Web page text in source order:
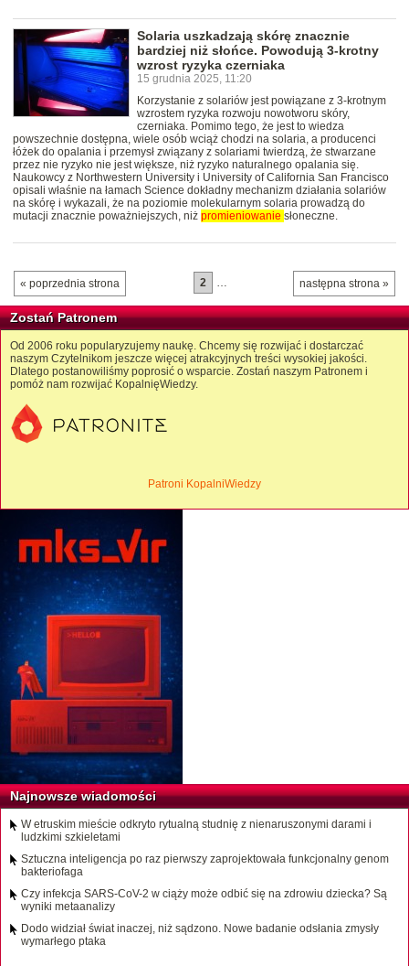
Solaria uszkadzają skórę znacznie
bardziej niż słońce. Powodują 3-krotny
wzrost ryzyka czerniaka
15 grudnia 2025, 11:20
Korzystanie z solariów jest powiązane z 3-krotnym
wzrostem ryzyka rozwoju nowotworu skóry,
czerniaka. Pomimo tego, że jest to wiedza
powszechnie dostępna, wiele osób wciąż chodzi na solaria, a producenci
łóżek do opalania i przemysł związany z solariami twierdzą, że stwarzane
przez nie ryzyko nie jest większe, niż ryzyko naturalnego opalania się.
Naukowcy z Northwestern University i University of California San Francisco
opisali właśnie na łamach Science dokładny mechanizm działania solariów
na skórę i wykazali, że na poziomie molekularnym solaria prowadzą do
mutacji znacznie poważniejszych, niż promieniowanie słoneczne.
« poprzednia strona następna strona »
2 …
Zostań Patronem
Od 2006 roku popularyzujemy naukę. Chcemy się rozwijać i dostarczać
naszym Czytelnikom jeszcze więcej atrakcyjnych treści wysokiej jakości.
Dlatego postanowiliśmy poprosić o wsparcie. Zostań naszym Patronem i
pomóż nam rozwijać KopalnięWiedzy.
Patroni KopalniWiedzy
Najnowsze wiadomości
W etruskim mieście odkryto rytualną studnię z nienaruszonymi darami i
ludzkimi szkieletami
Sztuczna inteligencja po raz pierwszy zaprojektowała funkcjonalny genom
bakteriofaga
Czy infekcja SARS-CoV-2 w ciąży może odbić się na zdrowiu dziecka? Są
wyniki metaanalizy
Dodo widział świat inaczej, niż sądzono. Nowe badanie odsłania zmysły
wymarłego ptaka